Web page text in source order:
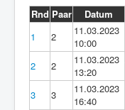
Rnd Paar Datum
1
2
11.03.2023
10:00
2 2
11.03.2023
13:20
3 3
11.03.2023
16:40